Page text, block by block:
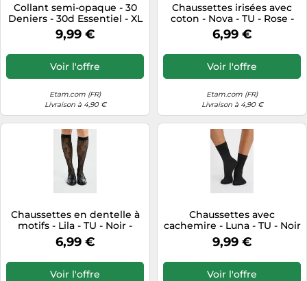
Collant semi-opaque - 30
Deniers - 30d Essentiel - XL
- Brown - Femme - Etam
9,99 €
Voir l'offre
Etam.com (FR)
Livraison à 4,90 €
Chaussettes irisées avec
coton - Nova - TU - Rose -
Femme - Etam
6,99 €
Voir l'offre
Etam.com (FR)
Livraison à 4,90 €
Chaussettes en dentelle à
motifs - Lila - TU - Noir -
Femme - Etam
6,99 €
Voir l'offre
Chaussettes avec
cachemire - Luna - TU - Noir
- Femme - Etam
9,99 €
Voir l'offre